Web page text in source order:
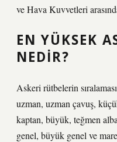
ve Hava Kuvvetleri
EN YÜKSEK
NEDIR?
Askeri rütbelerin
uzman, uzman çavuş,
kaptan, büyük, teğmen
genel, büyük genel ve